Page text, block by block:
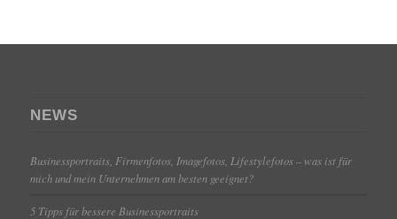
NEWS
Businessportraits, Firmenfotos, Imagefotos, Lifestylefotos – was ist für
mich und mein Unternehmen am besten geeignet?
5 Tipps für bessere Businessportraits